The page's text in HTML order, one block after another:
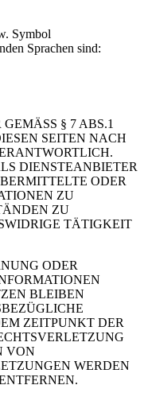
Symbol
Sprachen sind:
§ 7 ABS.1
SEITEN NACH
DIENSTEANBIETER
ODER
ZU
ZU
TÄTIGKEIT
ODER
BLEIBEN
ZEITPUNKT DER
VON
WERDEN